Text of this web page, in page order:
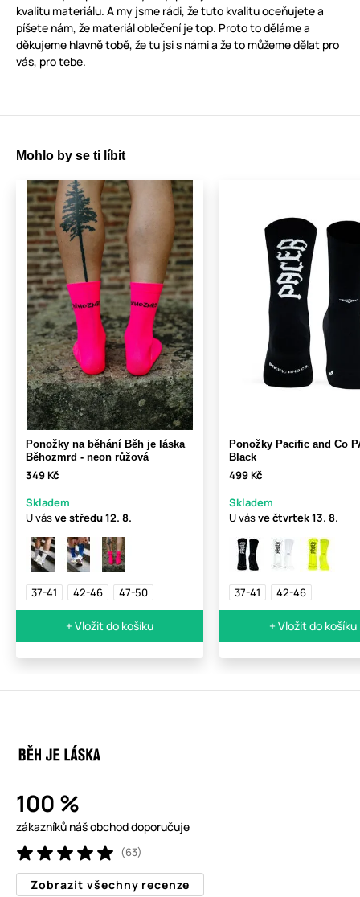
kvalitu materiálu. A my jsme rádi, že tuto kvalitu oceňujete a
píšete nám, že materiál oblečení je top. Proto to děláme a
děkujeme hlavně tobě, že tu jsi s námi a že to můžeme dělat pro
vás, pro tebe.
Mohlo by se ti líbit
Ponožky na běhání Běh je láska
Běhozmrd - neon růžová
349 Kč
Skladem
U vásve středu12. 8.
37-41 42-46 47-50
+ Vložit do košíku
Ponožky Pacific and Co
Black
499 Kč
Skladem
U vásve čtvrtek13. 8.
37-41 42-46
+ Vložit do košíku
100 %
zákazníků náš obchod doporučuje
(63)
Zobrazit všechny recenze